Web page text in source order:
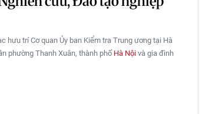
hưu trí Cơ quan Ủy ban Kiểm tra Trung ương tại Hà
phường Thanh Xuân, thành phố Hà Nội và gia đình